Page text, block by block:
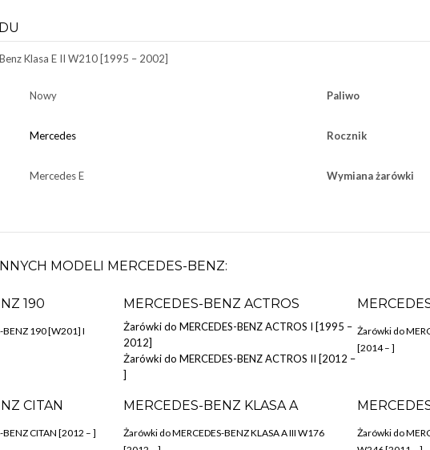
Klasa E II W210 [1995 – 2002]
Nowy
Mercedes
Mercedes E
Paliwo
Rocznik
Wymiana żarówki
MODELI MERCEDES-BENZ:
190
BENZ 190 [W201] I
MERCEDES-BENZ ACTROS
Żarówki do MERCEDES-BENZ ACTROS I [1995 –
2012]
Żarówki do MERCEDES-BENZ ACTROS II [2012 –
]
Żarówki do
[2014 – ]
CITAN
CITAN [2012 – ]
MERCEDES-BENZ KLASA A
Żarówki do MERCEDES-BENZ KLASA A III W176
Żarówki do